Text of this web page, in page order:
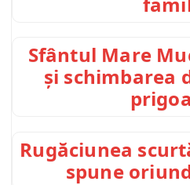
Sfântul Mare
și schimbarea
Rugăciunea
spune